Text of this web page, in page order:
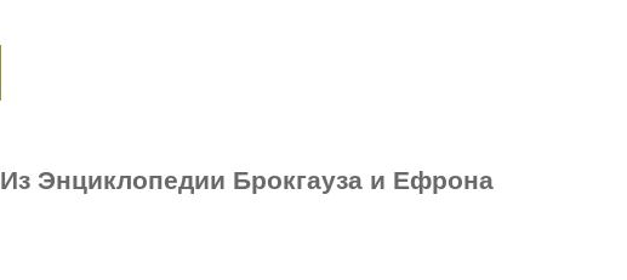
Из Энциклопедии Брокгауза и Ефрона